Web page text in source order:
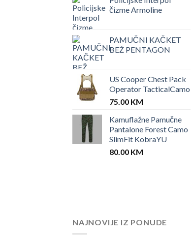
čizme Armoline
PAMUČNI KAČKET
BEŽ PENTAGON
US Cooper Chest Pack
Operator TacticalCamo
75.00 KM
Kamuflažne Pamučne
Pantalone Forest Camo
SlimFit KobraYU
80.00 KM
NAJNOVIJE IZ PONUDE